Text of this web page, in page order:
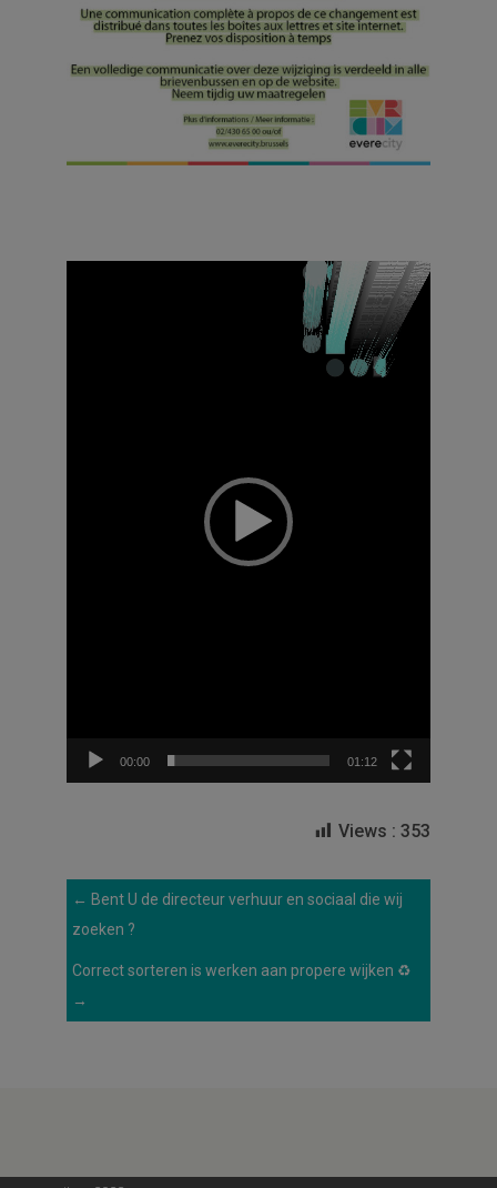
00:00 01:12
Views : 353
← Bent U de directeur verhuur en sociaal die wij
zoeken ?
Correct sorteren is werken aan propere wijken ♻️
→